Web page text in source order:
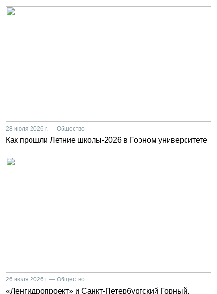
28 июля 2026 г. — Общество
Как прошли Летние школы-2026 в Горном университете
26 июля 2026 г. — Общество
«Ленгидропроект» и Санкт-Петербургский Горный.